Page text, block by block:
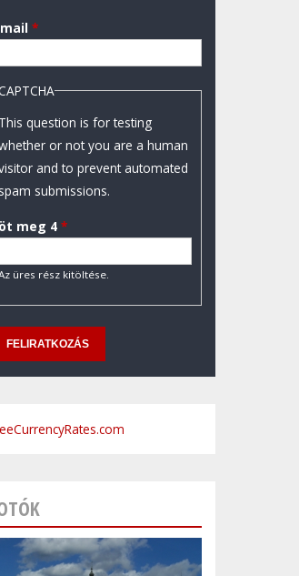
HÁLÁS
A
*
This question is for testing
or not you are a human
and to prevent automated
spam submissions.
öt meg 4 *
üres rész kitöltése.